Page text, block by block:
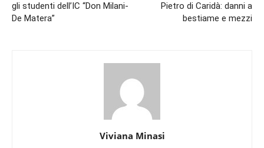
gli studenti dell’IC “Don Milani-
De Matera”
Pietro di Caridà: danni a
bestiame e mezzi
Viviana Minasi